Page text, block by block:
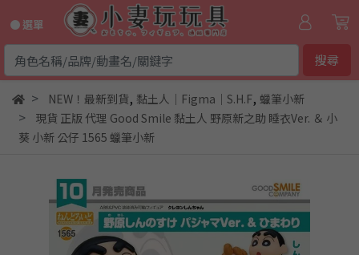
● 選單
搜尋
NEW！最新到貨, 黏土人｜Figma｜S.H.F, 蠟筆小新
現貨 正版 代理 Good Smile 黏土人 野原新之助 睡衣Ver. ＆ 小
葵 小新 公仔 1565 蠟筆小新